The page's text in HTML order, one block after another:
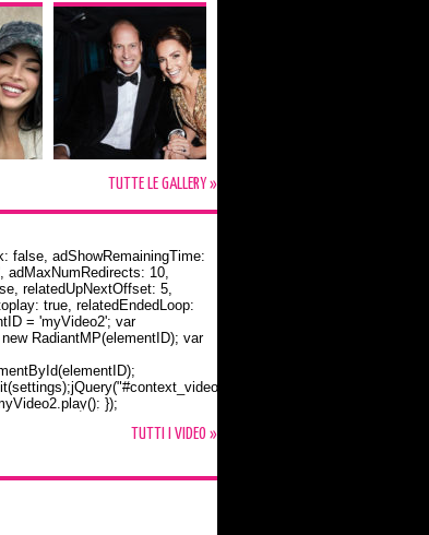
TUTTE LE GALLERY »
la t-shirt dedicata a Flynn
false, adShowRemainingTime:
adMaxNumRedirects: 10,
relatedUpNextOffset: 5,
true, relatedEndedLoop:
= 'myVideo2'; var
RadiantMP(elementID); var
});
TUTTI I VIDEO »